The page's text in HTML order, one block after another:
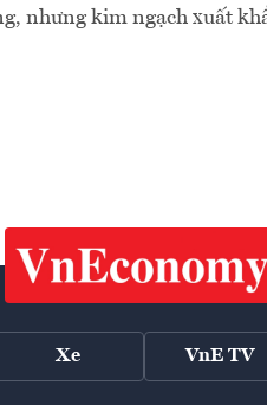
nhưng kim ngạch xuất
Xe VnE TV